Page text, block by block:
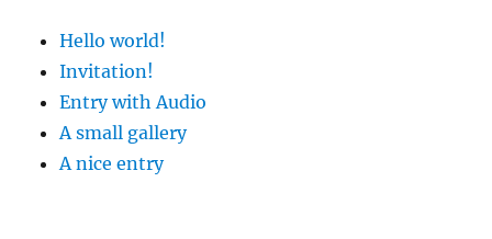
Hello world!
Invitation!
Entry with Audio
A small gallery
A nice entry